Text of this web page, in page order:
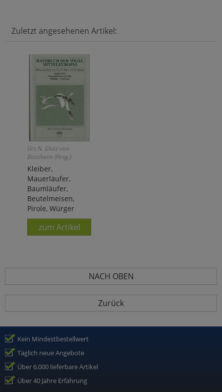
Zuletzt angesehenen Artikel:
Urs N. Glutz von
Blotzheim (Hrsg.):
Kleiber,
Mauerläufer,
Baumläufer,
Beutelmeisen,
Pirole, Würger
zum Artikel
NACH OBEN
Zurück
Kein Mindestbestellwert
Täglich neue Angebote
Über 6.000 lieferbare Artikel
Über 40 Jahre Erfahrung